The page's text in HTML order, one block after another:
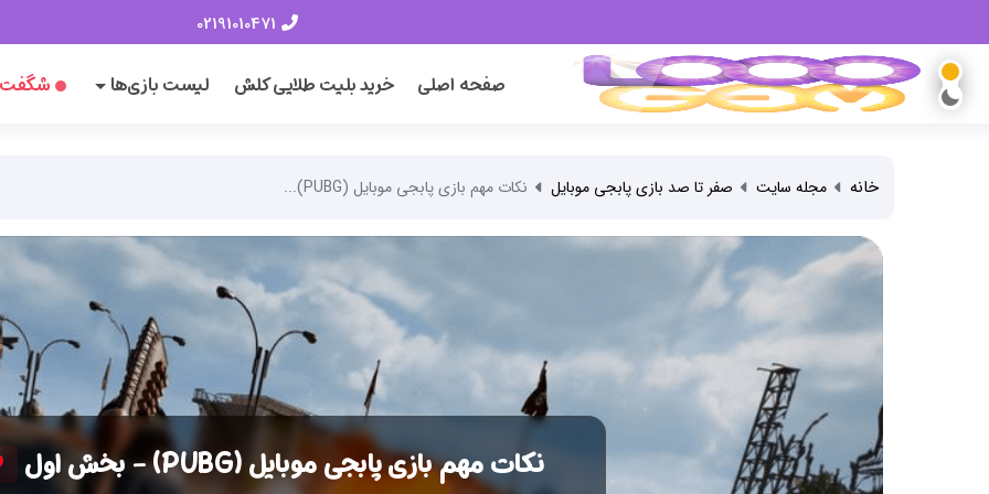
صفحه اصلی خرید بلیت طلایی کلش لیست بازی‌ها
خانه مجله سایت صفر تا صد بازی پابجی موبایل نکات مهم بازی پابجی موبایل (PUBG)...
نکات مهم بازی پابجی موبایل (PUBG) - بخش اول